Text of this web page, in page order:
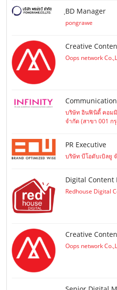
ฺBD Manager
pongrawe
Creative
Oops network
บริษัท อินฟินิตี้ คอม
จำกัด (สาขา 001 ก
PR Executive
บริษัท บีโอดับเบิลยู
Digital Content
Redhouse Digital
Creative
Oops network